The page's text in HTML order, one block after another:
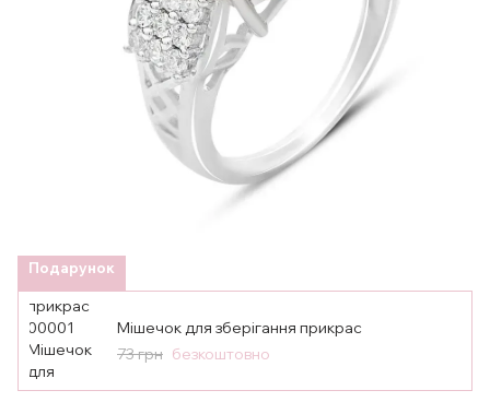
Подарунок
Мішечок для зберігання прикрас
73 грн безкоштовно